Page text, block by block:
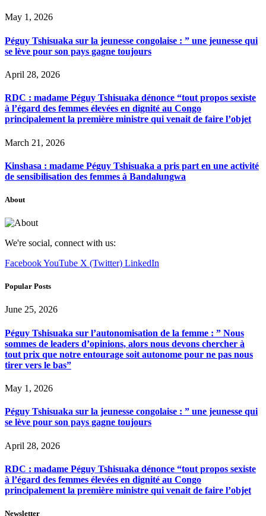
May 1, 2026
Péguy Tshisuaka sur la jeunesse congolaise : ” une jeunesse qui
se lève pour son pays gagne toujours
April 28, 2026
RDC : madame Péguy Tshisuaka dénonce “tout propos sexiste
à l’égard des femmes élevées en dignité au Congo
principalement la première ministre qui venait de faire l’objet
March 21, 2026
Kinshasa : madame Péguy Tshisuaka a pris part en une activité
de sensibilisation des femmes à Bandalungwa
About
We're social, connect with us:
FacebookYouTube X (Twitter) LinkedIn
Popular Posts
June 25, 2026
Péguy Tshisuaka sur l’autonomisation de la femme : ” Nous
sommes de leaders d’opinions, alors nous devons chercher à
tout prix que notre entourage soit autonome pour ne pas nous
tirer vers le bas”
May 1, 2026
Péguy Tshisuaka sur la jeunesse congolaise : ” une jeunesse qui
se lève pour son pays gagne toujours
April 28, 2026
RDC : madame Péguy Tshisuaka dénonce “tout propos sexiste
à l’égard des femmes élevées en dignité au Congo
principalement la première ministre qui venait de faire l’objet
Newsletter